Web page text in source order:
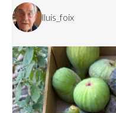
lluis_foix